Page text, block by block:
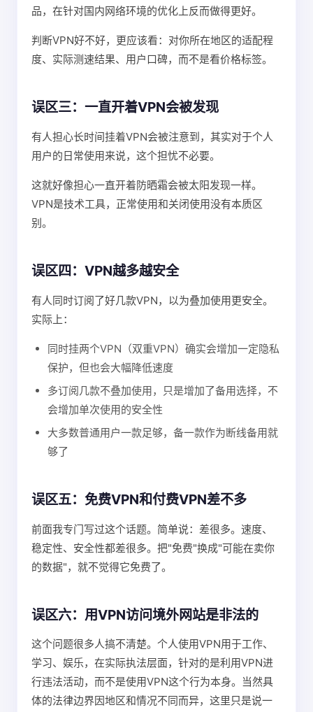
品，在针对国内网络环境的优化上反而做得更好。
判断VPN好不好，更应该看：对你所在地区的适配程
度、实际测速结果、用户口碑，而不是看价格标签。
误区三：一直开着VPN会被发现
有人担心长时间挂着VPN会被注意到，其实对于个人
用户的日常使用来说，这个担忧不必要。
这就好像担心一直开着防晒霜会被太阳发现一样。
VPN是技术工具，正常使用和关闭使用没有本质区
别。
误区四：VPN越多越安全
有人同时订阅了好几款VPN，以为叠加使用更安全。
实际上：
同时挂两个VPN（双重VPN）确实会增加一定隐私
保护，但也会大幅降低速度
多订阅几款不叠加使用，只是增加了备用选择，不
会增加单次使用的安全性
大多数普通用户一款足够，备一款作为断线备用就
够了
误区五：免费VPN和付费VPN差不多
前面我专门写过这个话题。简单说：差很多。速度、
稳定性、安全性都差很多。把"免费"换成"可能在卖你
的数据"，就不觉得它免费了。
误区六：用VPN访问境外网站是非法的
这个问题很多人搞不清楚。个人使用VPN用于工作、
学习、娱乐，在实际执法层面，针对的是利用VPN进
行违法活动，而不是使用VPN这个行为本身。当然具
体的法律边界因地区和情况不同而异，这里只是说一